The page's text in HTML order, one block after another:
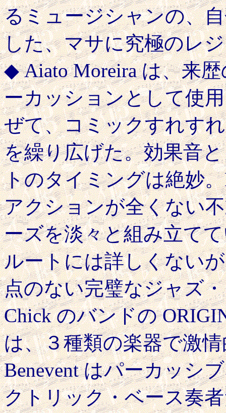
るミュージシャンの、
した、マサに究極のレ
◆ Aiato Moreira は、来
ーカッションとして使
ぜて、コミックすれす
を繰り広げた。効果音
トのタイミングは絶妙
アクションが全くない
ーズを淡々と組み立て
ルートには詳しくない
点のない完璧なジャズ
Chick のバンドの
は、３種類の楽器で激
Benevent はパーカッシ
クトリック・ベース奏